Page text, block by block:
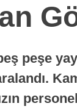
peşe